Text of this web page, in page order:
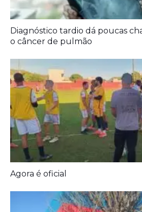
Agora é oficial
Prefeitura entrega melhorias em